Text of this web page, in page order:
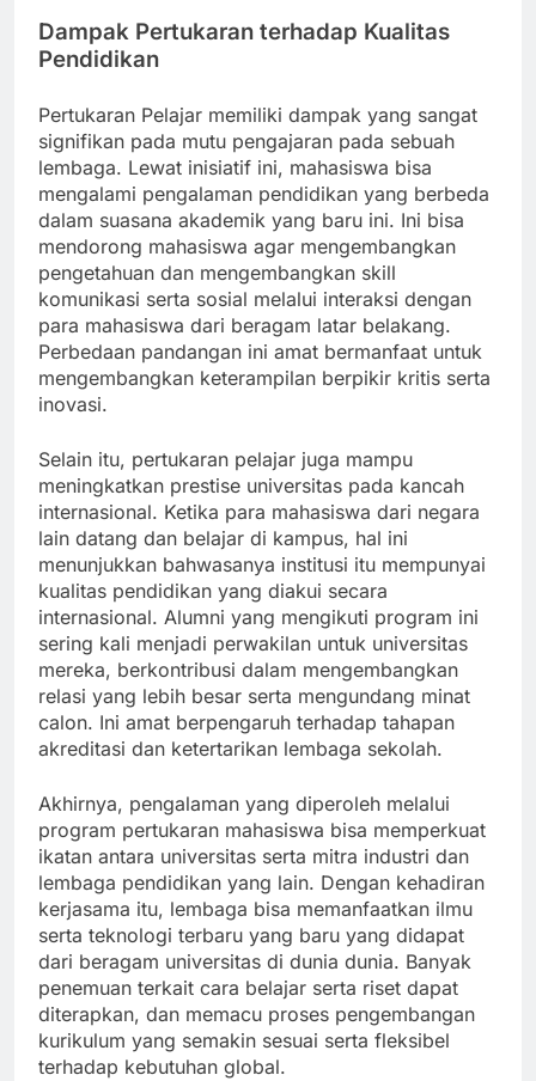
Dampak Pertukaran terhadap Kualitas
Pendidikan
Pertukaran Pelajar memiliki dampak yang sangat
signifikan pada mutu pengajaran pada sebuah
lembaga. Lewat inisiatif ini, mahasiswa bisa
mengalami pengalaman pendidikan yang berbeda
dalam suasana akademik yang baru ini. Ini bisa
mendorong mahasiswa agar mengembangkan
pengetahuan dan mengembangkan skill
komunikasi serta sosial melalui interaksi dengan
para mahasiswa dari beragam latar belakang.
Perbedaan pandangan ini amat bermanfaat untuk
mengembangkan keterampilan berpikir kritis serta
inovasi.
Selain itu, pertukaran pelajar juga mampu
meningkatkan prestise universitas pada kancah
internasional. Ketika para mahasiswa dari negara
lain datang dan belajar di kampus, hal ini
menunjukkan bahwasanya institusi itu mempunyai
kualitas pendidikan yang diakui secara
internasional. Alumni yang mengikuti program ini
sering kali menjadi perwakilan untuk universitas
mereka, berkontribusi dalam mengembangkan
relasi yang lebih besar serta mengundang minat
calon. Ini amat berpengaruh terhadap tahapan
akreditasi dan ketertarikan lembaga sekolah.
Akhirnya, pengalaman yang diperoleh melalui
program pertukaran mahasiswa bisa memperkuat
ikatan antara universitas serta mitra industri dan
lembaga pendidikan yang lain. Dengan kehadiran
kerjasama itu, lembaga bisa memanfaatkan ilmu
serta teknologi terbaru yang baru yang didapat
dari beragam universitas di dunia dunia. Banyak
penemuan terkait cara belajar serta riset dapat
diterapkan, dan memacu proses pengembangan
kurikulum yang semakin sesuai serta fleksibel
terhadap kebutuhan global.